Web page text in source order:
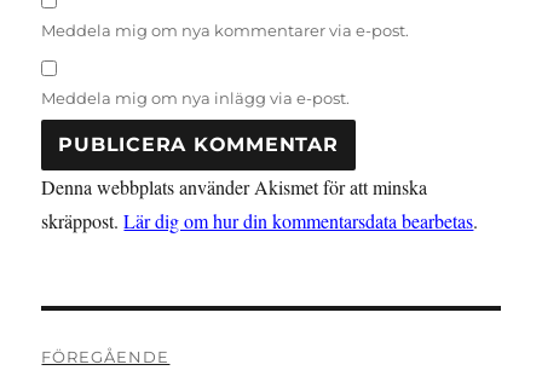
Meddela mig om nya kommentarer via e-post.
Meddela mig om nya inlägg via e-post.
Denna webbplats använder Akismet för att minska
skräppost.Lär dig om hur din kommentarsdata bearbetas.
FÖREGÅENDE